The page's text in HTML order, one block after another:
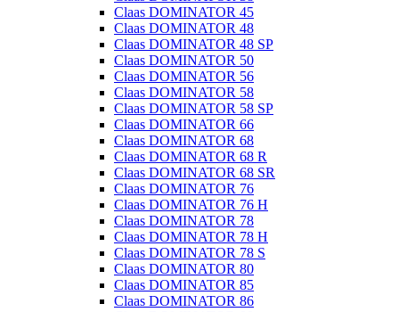
Claas DOMINATOR 45
Claas DOMINATOR 48
Claas DOMINATOR 48 SP
Claas DOMINATOR 50
Claas DOMINATOR 56
Claas DOMINATOR 58
Claas DOMINATOR 58 SP
Claas DOMINATOR 66
Claas DOMINATOR 68
Claas DOMINATOR 68 R
Claas DOMINATOR 68 SR
Claas DOMINATOR 76
Claas DOMINATOR 76 H
Claas DOMINATOR 78
Claas DOMINATOR 78 H
Claas DOMINATOR 78 S
Claas DOMINATOR 80
Claas DOMINATOR 85
Claas DOMINATOR 86